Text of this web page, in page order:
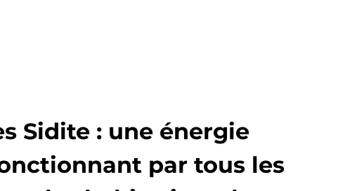
Sidite : une énergie
par tous les